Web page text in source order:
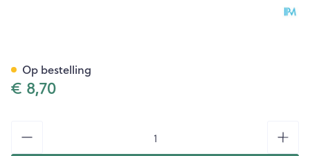
€ 8,70
Op bestelling